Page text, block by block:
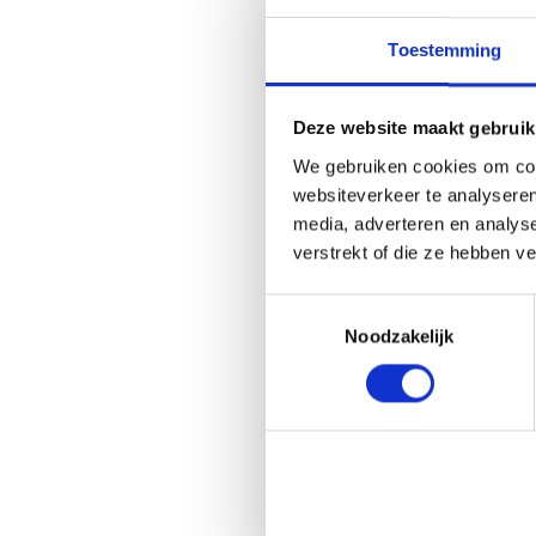
Toestemming
Deze website maakt
We gebruiken cookies om
websiteverkeer te
media, adverteren en
verstrekt of die ze hebben
Noodzakelijk
We